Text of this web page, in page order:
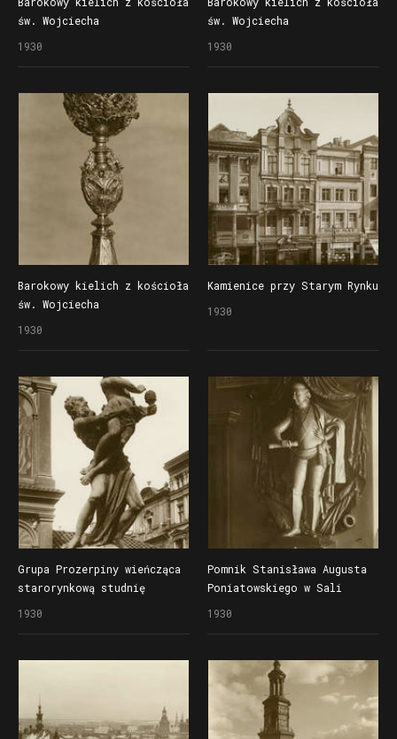
św. Wojciecha
1930
św. Wojciecha
1930
Barokowy kielich z kościoła
św. Wojciecha
1930
Kamienice przy Starym Rynku
1930
Grupa Prozerpiny wieńcząca
starorynkową studnię
1930
Pomnik Stanisława Augusta
Poniatowskiego w Sali
1930